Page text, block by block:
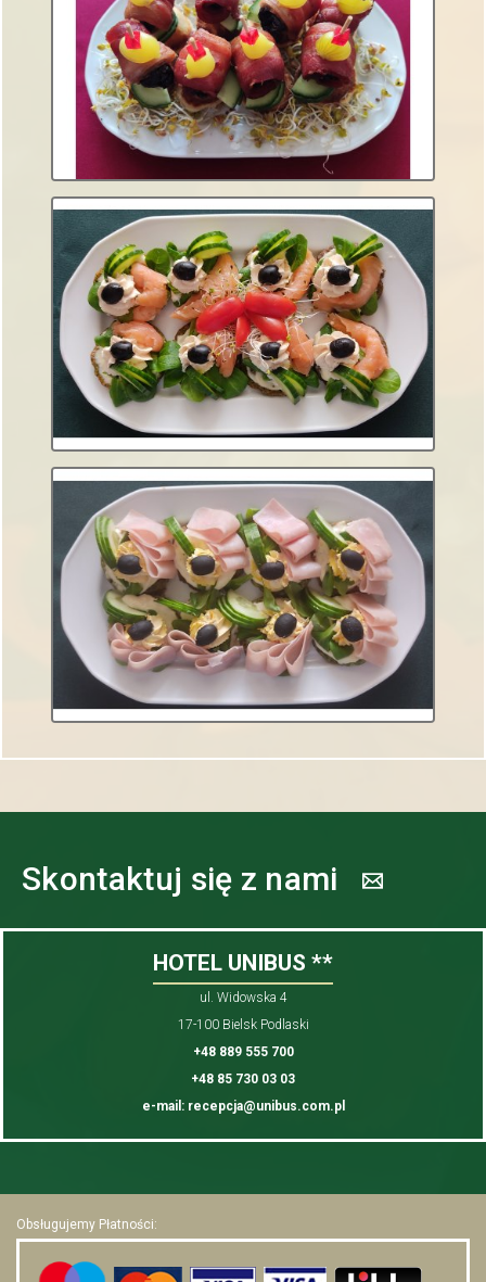
Skontaktuj się z nami
HOTEL UNIBUS **
ul. Widowska 4
17-100 Bielsk Podlaski
+48 889 555 700
+48 85 730 03 03
e-mail: recepcja@unibus.com.pl
Obsługujemy Płatności: